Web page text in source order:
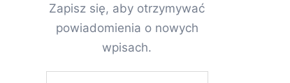
Zapisz się, aby otrzymywać
powiadomienia o nowych
wpisach.